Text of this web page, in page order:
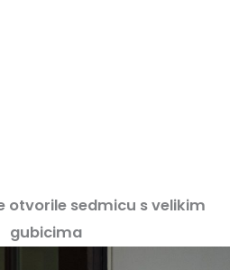
otvorile sedmicu s velikim
gubicima